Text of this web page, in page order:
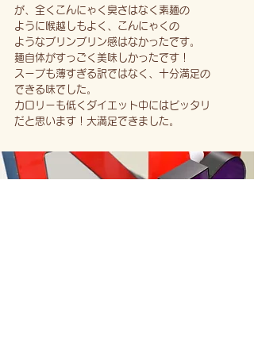
が、全くこんにゃく臭さはなく素麺の
ように喉越しもよく、こんにゃくの
ようなブリンブリン感はなかったです。
麺自体がすっごく美味しかったです！
スープも薄すぎる訳ではなく、十分満足の
できる味でした。
カロリーも低くダイエット中にはピッタリ
だと思います！大満足できました。